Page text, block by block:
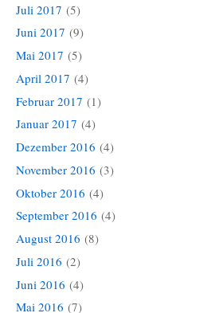
Juli 2017 (5)
Juni 2017 (9)
Mai 2017 (5)
April 2017 (4)
Februar 2017 (1)
Januar 2017 (4)
Dezember 2016 (4)
November 2016 (3)
Oktober 2016 (4)
September 2016 (4)
August 2016 (8)
Juli 2016 (2)
Juni 2016 (4)
Mai 2016 (7)